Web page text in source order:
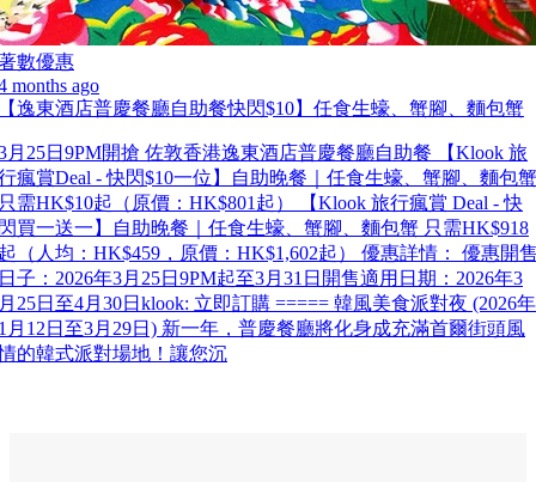
數優惠
months ago
逸東酒店普慶餐廳自助餐快閃$10】任食生蠔、蟹腳、麵包蟹
月25日9PM開搶 佐敦香港逸東酒店普慶餐廳自助餐 【Klook 旅
瘋賞Deal - 快閃$10一位】自助晚餐｜任食生蠔、蟹腳、麵包蟹
需HK$10起（原價：HK$801起） 【Klook 旅行瘋賞 Deal - 快
買一送一】自助晚餐｜任食生蠔、蟹腳、麵包蟹 只需HK$918
（人均：HK$459，原價：HK$1,602起） 優惠詳情： 優惠開
子：2026年3月25日9PM起至3月31日開售適用日期：2026年3
25日至4月30日klook: 立即訂購 ===== 韓風美食派對夜 (2026年
月12日至3月29日) 新一年，普慶餐廳將化身成充滿首爾街頭風
的韓式派對場地！讓您沉